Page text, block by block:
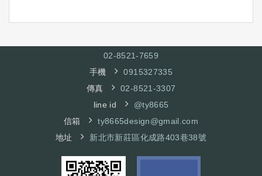
02-8521-7659
手機
0915327335
傳真
02-8521-3307
line id
@ty8665
信箱
ty8665design@gmail.com
地址
新北市新莊區化成路403巷38號